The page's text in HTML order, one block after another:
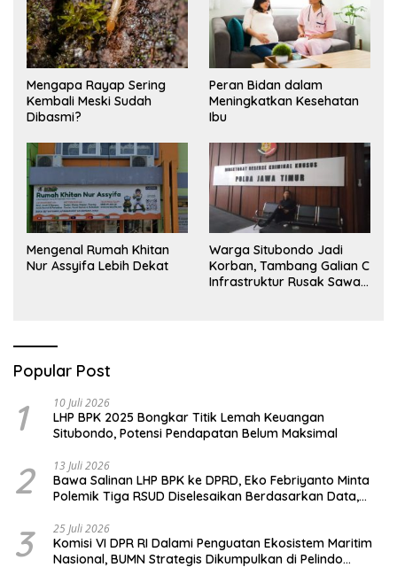
Mengapa Rayap Sering
Kembali Meski Sudah
Dibasmi?
Peran Bidan dalam
Meningkatkan Kesehatan
Ibu
Mengenal Rumah Khitan
Nur Assyifa Lebih Dekat
Warga Situbondo Jadi
Korban, Tambang Galian C
Infrastruktur Rusak Sawah
Popular Post
1 10 Juli 2026
LHP BPK 2025 Bongkar Titik Lemah Keuangan
Situbondo, Potensi Pendapatan Belum Maksimal
2 13 Juli 2026
Bawa Salinan LHP BPK ke DPRD, Eko Febriyanto Minta
Polemik Tiga RSUD Diselesaikan Berdasarkan Data,
3 25 Juli 2026
Komisi VI DPR RI Dalami Penguatan Ekosistem Maritim
Nasional, BUMN Strategis Dikumpulkan di Pelindo